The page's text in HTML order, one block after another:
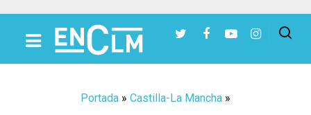
Portada » Castilla-La Mancha »